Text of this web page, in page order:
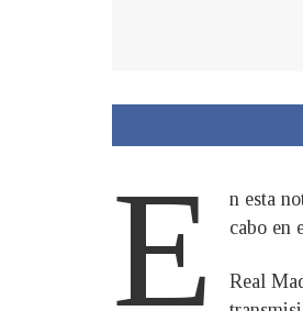
E
n esta
cabo en
Real